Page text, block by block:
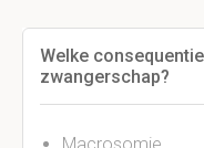
Welke
zwangerschap?